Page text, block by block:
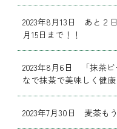
2023年8月13日 あと２
月15日まで！！
2023年8月6日 「抹茶
なで抹茶で美味しく健康
2023年7月30日 麦茶も